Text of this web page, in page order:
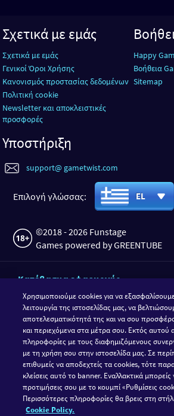
Σχετικά με εμάς
Σχετικά με εμάς
Γενικοί Όροι Χρήσης
Κανονισμός προστασίας δεδομένων
Πολιτική cookie
Newsletter και αποκλειστικές
προσφορές
Happy
Βοήθεια
Sitemap
Υποστήριξη
support@ gametwist.com
Επιλογή γλώσσας: EL
©2018 - 2026 Funstage
Games powered by GREENTUBE
Κατέβασμα εφαρμογής
Ακολούθησε τη GameTwist
Χρησιμοποιούμε cookies για να
λειτουργία της ιστοσελίδας μας, να
αποτελεσματικότητά της και να σου
και περιεχόμενα στα μέτρα σου. Εκτός αυτού
πληροφορίες με τους διαφημιζόμενους
με τη χρήση σου στην ιστοσελίδα μας. Σε
επιθυμείς να αποδεχτείς τα cookies, τότε
κλείσεις αυτό το banner. Εναλλακτικά μπορείς
προτιμήσεις σου με το κουμπί «Ρυθμίσεις
Περισσότερες πληροφορίες θα βρεις στη
Cookie Policy.